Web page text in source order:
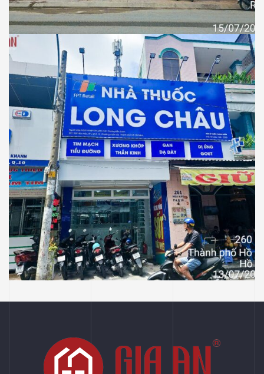
Thiết Kế Thi Công Công Trình Nhà Thuốc
Long Châu Tại Xã Rạch Kiến, Tỉnh Tây
Ninh
NHÀ THUỐC LONG CHÂU
Thiết Kế Thi Công Công Trình Nhà Thuốc